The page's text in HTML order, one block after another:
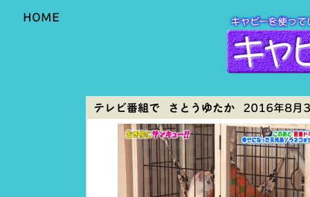
HOME
テレビ番組で さとうゆたか2016年8月